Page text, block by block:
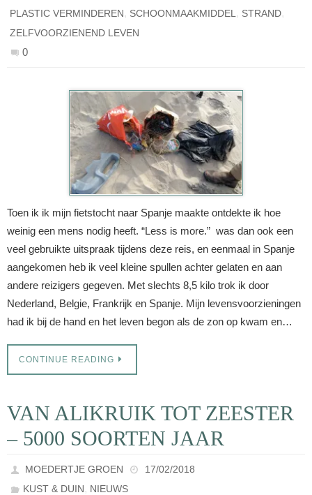
PLASTIC VERMINDEREN, SCHOONMAAKMIDDEL , STRAND,
ZELFVOORZIENEND LEVEN
0
Toen ik ik mijn fietstocht naar Spanje maakte ontdekte ik hoe
weinig een mens nodig heeft. “Less is more.” was dan ook een
veel gebruikte uitspraak tijdens deze reis, en eenmaal in Spanje
aangekomen heb ik veel kleine spullen achter gelaten en aan
andere reizigers gegeven. Met slechts 8,5 kilo trok ik door
Nederland, Belgie, Frankrijk en Spanje. Mijn levensvoorzieningen
had ik bij de hand en het leven begon als de zon op kwam en…
CONTINUE READING
VAN ALIKRUIK TOT ZEESTER
– 5000 SOORTEN JAAR
MOEDERTJE GROEN
17/02/2018
KUST & DUIN, NIEUWS